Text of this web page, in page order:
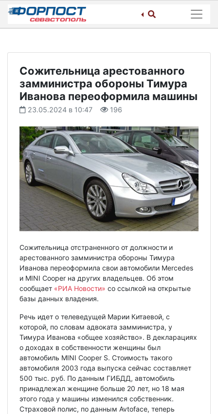
Skip
content
Сожительница арестованного
замминистра обороны Тимура
Иванова переоформила машины
23.05.2024 в 10:47 196
Сожительница отстраненного от должности и
арестованного замминистра обороны Тимура
Иванова переоформила свои автомобили Mercedes
и MINI Cooper на других владельцев. Об этом
сообщает «РИА Новости» со ссылкой на открытые
базы данных владения.
Речь идет о телеведущей Марии Китаевой, с
которой, по словам адвоката замминистра, у
Тимура Иванова «общее хозяйство». В декларациях
о доходах в собственности женщины был
автомобиль MINI Cooper S. Стоимость такого
автомобиля 2003 года выпуска сейчас составляет
500 тыс. руб. По данным ГИБДД, автомобиль
принадлежал женщине больше 20 лет, но 18 мая
этого года у машины изменился собственник.
Страховой полис, по данным Avtoface, теперь